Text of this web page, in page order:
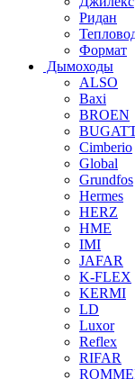
Ридан
Формат
Дымоходы
ALSO
Baxi
BROEN
Cimberio
Global
Grundfos
Hermes
HERZ
HME
IMI
JAFAR
K-FLEX
KERMI
LD
Luxor
Reflex
RIFAR